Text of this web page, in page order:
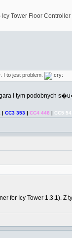
Tower Floor
to jest problem.
i tym podobnych
| CC3 353 | CC4 448 | CC5
for Icy Tower